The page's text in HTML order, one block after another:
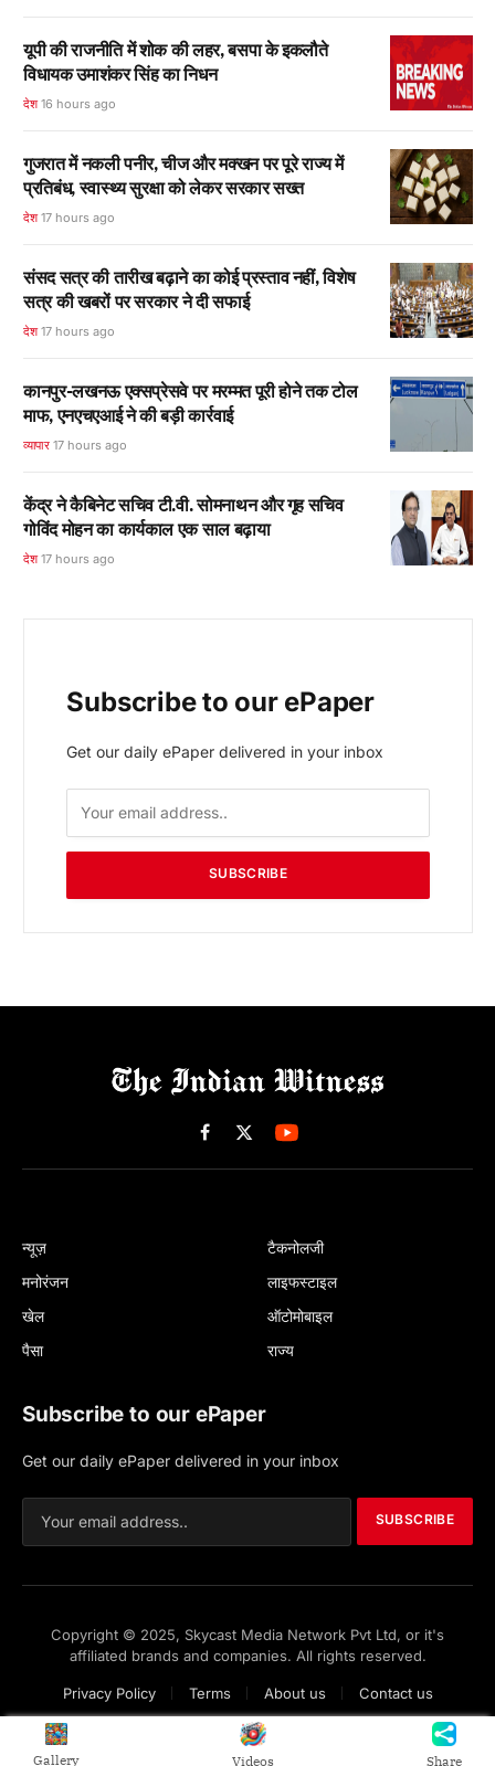
यूपी की राजनीति में शोक की लहर, बसपा के इकलौते
विधायक उमाशंकर सिंह का निधन
देश 16 hours ago
गुजरात में नकली पनीर, चीज और मक्खन पर पूरे राज्य में
प्रतिबंध, स्वास्थ्य सुरक्षा को लेकर सरकार सख्त
देश 17 hours ago
संसद सत्र की तारीख बढ़ाने का कोई प्रस्ताव नहीं, विशेष
सत्र की खबरों पर सरकार ने दी सफाई
देश 17 hours ago
कानपुर-लखनऊ एक्सप्रेसवे पर मरम्मत पूरी होने तक टोल
माफ, एनएचएआई ने की बड़ी कार्रवाई
व्यापार 17 hours ago
केंद्र ने कैबिनेट सचिव टी.वी. सोमनाथन और गृह सचिव
गोविंद मोहन का कार्यकाल एक साल बढ़ाया
देश 17 hours ago
Subscribe to our ePaper
Get our daily ePaper delivered in your inbox
SUBSCRIBE
Facebook
X
(Twitter)
न्यूज़
मनोरंजन
खेल
पैसा
टैकनोलजी
लाइफस्टाइल
ऑटोमोबाइल
राज्य
Subscribe to our ePaper
Get our daily ePaper delivered in your inbox
SUBSCRIBE
Copyright © 2025, Skycast Media Network Pvt Ltd, or it's
affiliated brands and companies. All rights reserved.
Privacy Policy Terms About us Contact us
Gallery Videos Share